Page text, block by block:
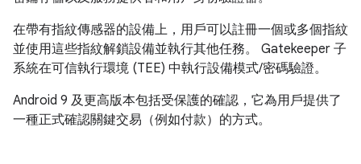
在帶有指紋傳感器的設備上，用戶可以註冊一個或多個指紋
並使用這些指紋解鎖設備並執行其他任務。 Gatekeeper 子
系統在可信執行環境 (TEE) 中執行設備模式/密碼驗證。
Android 9 及更高版本包括受保護的確認，它為用戶提供了
一種正式確認關鍵交易（例如付款）的方式。